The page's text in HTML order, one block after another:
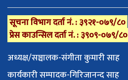
सूचना विभाग दर्ता नं. : ३९२१-०७९/८०
प्रेस काउन्सिल दर्ता नं. : ३९०९-०७९/८०
अध्यक्ष/सञ्चालक-संगीता कुमारी साह
कार्यकारी सम्पादक-गिरिजानन्द साह